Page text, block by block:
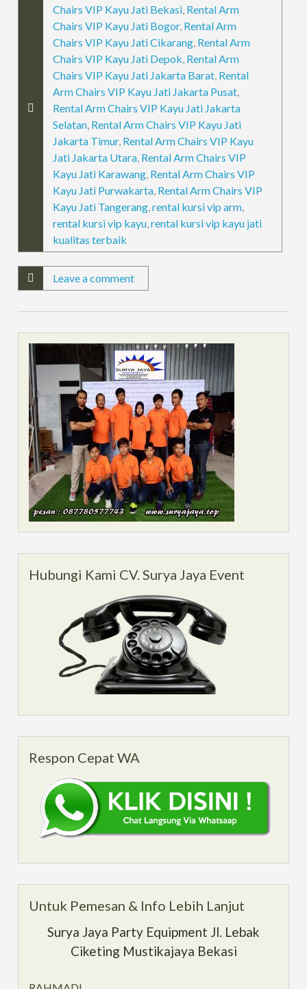
Chairs VIP Kayu Jati Bekasi Rental Arm
Chairs VIP Kayu Jati Bogor, Rental Arm
Chairs VIP Kayu Jati Cikarang Rental Arm
Chairs VIP Kayu Jati Depok Rental Arm
Chairs VIP Kayu Jati Jakarta Barat Rental
Arm Chairs VIP Kayu Jati Jakarta Pusat
Rental Arm Chairs VIP Kayu Jati Jakarta
Selatan Rental Arm Chairs VIP Kayu Jati
Jakarta Timur, Rental Arm Chairs VIP Kayu
Jati Jakarta Utara Rental Arm Chairs VIP
Kayu Jati Karawang Rental Arm Chairs VIP
Kayu Jati Purwakarta Rental Arm Chairs VIP
Kayu Jati Tangerang ,rental kursi vip arm
rental kursi vip kayu ,rental kursi vip kayu jati
kualitas terbaik
Leave a comment
Hubungi Kami CV. Surya Jaya Event
Respon Cepat WA
Untuk Pemesan & Info Lebih Lanjut
Surya Jaya Party Equipment Jl. Lebak
Ciketing Mustikajaya Bekasi